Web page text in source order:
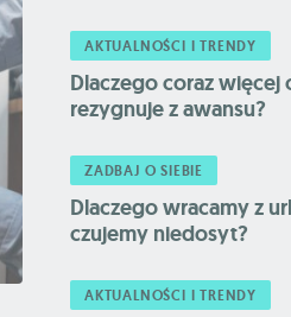
AKTUALNOŚCI I TRENDY
Dlaczego coraz
rezygnuje z awansu?
ZADBAJ O SIEBIE
Dlaczego wracamy z
czujemy niedosyt?
AKTUALNOŚCI I TRENDY